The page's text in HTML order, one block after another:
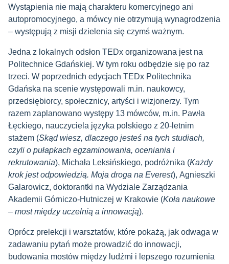
Wystąpienia nie mają charakteru komercyjnego ani
autopromocyjnego, a mówcy nie otrzymują wynagrodzenia
– występują z misji dzielenia się czymś ważnym.
Jedna z lokalnych odsłon TEDx organizowana jest na
Politechnice Gdańskiej. W tym roku odbędzie się po raz
trzeci. W poprzednich edycjach TEDx Politechnika
Gdańska na scenie występowali m.in. naukowcy,
przedsiębiorcy, społecznicy, artyści i wizjonerzy. Tym
razem zaplanowano występy 13 mówców, m.in. Pawła
Łęckiego, nauczyciela języka polskiego z 20-letnim
stażem (Skąd wiesz, dlaczego jesteś na tych studiach,
czyli o pułapkach egzaminowania, oceniania i
rekrutowania), Michała Leksińskiego, podróżnika (Każdy
krok jest odpowiedzią. Moja droga na Everest), Agnieszki
Galarowicz, doktorantki na Wydziale Zarządzania
Akademii Górniczo-Hutniczej w Krakowie (Koła naukowe
– most między uczelnią a innowacją).
Oprócz prelekcji i warsztatów, które pokażą, jak odwaga w
zadawaniu pytań może prowadzić do innowacji,
budowania mostów między ludźmi i lepszego rozumienia